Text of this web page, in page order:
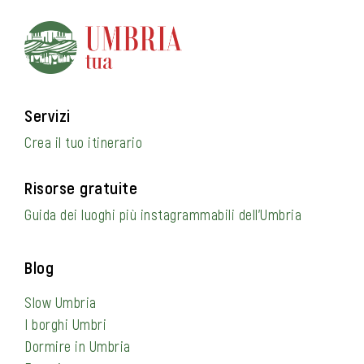
Servizi
Crea il tuo itinerario
Risorse gratuite
Guida dei luoghi più instagrammabili dell’Umbria
Blog
Slow Umbria
I borghi Umbri
Dormire in Umbria